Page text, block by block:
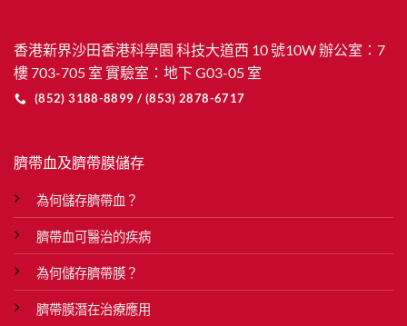
香港新界沙田香港科學園 科技大道西 10 號10W 辦公室：7
樓 703-705 室 實驗室：地下 G03-05 室
(852) 3188-8899 / (853) 2878-6717
臍帶血及臍帶膜儲存
為何儲存臍帶血？
臍帶血可醫治的疾病
為何儲存臍帶膜？
臍帶膜潛在治療應用